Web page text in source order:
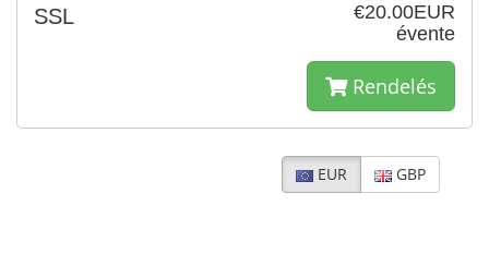
€20.00EUR
évente
SSL
Rendelés
EUR GBP